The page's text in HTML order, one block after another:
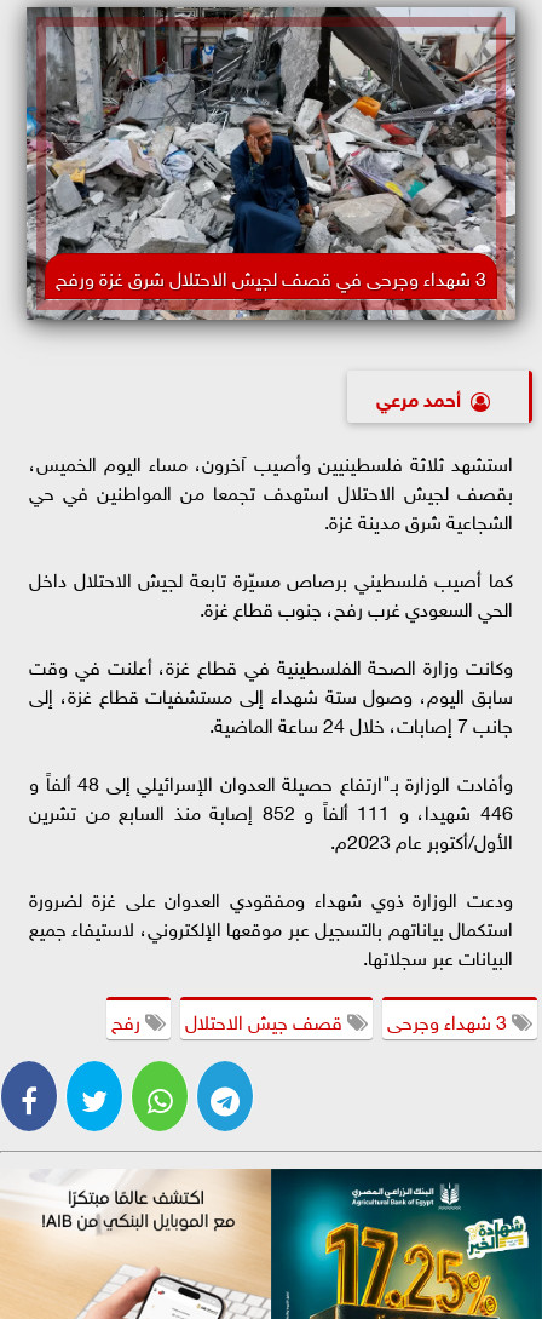
3 شهداء وجرحى في قصف لجيش الاحتلال شرق غزة ورفح
أحمد مرعي
استشهد ثلاثة فلسطينيين وأصيب آخرون، مساء اليوم الخميس،
بقصف لجيش الاحتلال استهدف تجمعا من المواطنين في حي
الشجاعية شرق مدينة غزة.
كما أصيب فلسطيني برصاص مسيّرة تابعة لجيش الاحتلال داخل
الحي السعودي غرب رفح، جنوب قطاع غزة.
وكانت وزارة الصحة الفلسطينية في قطاع غزة، أعلنت في وقت
سابق اليوم، وصول ستة شهداء إلى مستشفيات قطاع غزة، إلى
جانب 7 إصابات، خلال 24 ساعة الماضية.
وأفادت الوزارة بـ"ارتفاع حصيلة العدوان الإسرائيلي إلى 48 ألفاً و
446 شهيدا، و 111 ألفاً و 852 إصابة منذ السابع من تشرين
الأول/أكتوبر عام 2023م.
ودعت الوزارة ذوي شهداء ومفقودي العدوان على غزة لضرورة
استكمال بياناتهم بالتسجيل عبر موقعها الإلكتروني، لاستيفاء جميع
البيانات عبر سجلاتها.
قصف جيش الاحتلال رفح